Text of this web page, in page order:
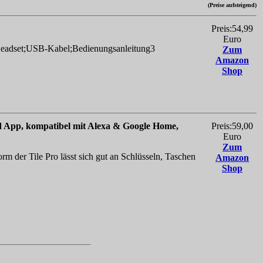
(Preise aufsteigend)
Kabel;Bedienungsanleitung3
Preis:54,99
Euro
Zum
Amazon
Shop
kompatibel mit Alexa & Google Home,
Tile Pro lässt sich gut an Schlüsseln, Taschen
Preis:59,00
Euro
Zum
Amazon
Shop